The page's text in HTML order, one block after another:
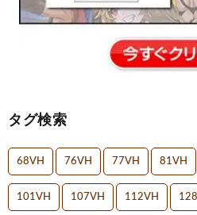
タグ検索
68VH 76VH 77VH 81VH
101VH 107VH 112VH